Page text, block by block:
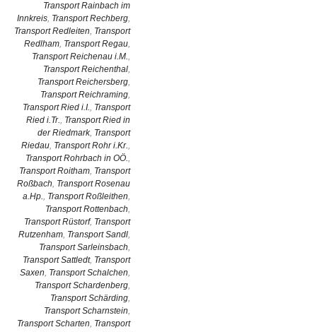
Transport Rainbach im
Innkreis, Transport Rechberg,
Transport Redleiten, Transport
Redlham, Transport Regau,
Transport Reichenau i.M.,
Transport Reichenthal,
Transport Reichersberg,
Transport Reichraming,
Transport Ried i.I., Transport
Ried i.Tr., Transport Ried in
der Riedmark, Transport
Riedau, Transport Rohr i.Kr.,
Transport Rohrbach in OÖ.,
Transport Roitham, Transport
Roßbach, Transport Rosenau
a.Hp., Transport Roßleithen,
Transport Rottenbach,
Transport Rüstorf, Transport
Rutzenham, Transport Sandl,
Transport Sarleinsbach,
Transport Sattledt, Transport
Saxen, Transport Schalchen,
Transport Schardenberg,
Transport Schärding,
Transport Scharnstein,
Transport Scharten, Transport